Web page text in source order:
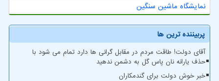
نمایشگاه ماشین سنگین
پربیننده ترین ها
آقای دولت! طاقت مردم در مقابل گرانی ها دارد تمام می شود با
حذف یارانه نان پاس گل به دشمن ندهید
خبر خوش دولت برای گندمکاران